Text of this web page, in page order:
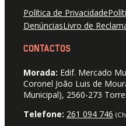
Política de Privacidade
DenúnciasLivro de
CONTACTOS
Morada: Edif. Mercado
Coronel João Luis de
Municipal), 2560-273
Telefone: 261 094 746